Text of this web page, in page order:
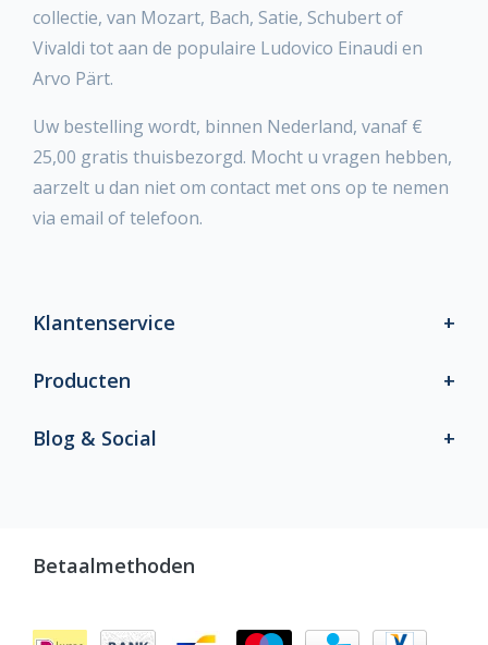
collectie, van Mozart, Bach, Satie, Schubert of
Vivaldi tot aan de populaire Ludovico Einaudi en
Arvo Pärt.
Uw bestelling wordt, binnen Nederland, vanaf €
25,00 gratis thuisbezorgd. Mocht u vragen hebben,
aarzelt u dan niet om contact met ons op te nemen
via email of telefoon.
Klantenservice
Producten
Blog & Social
Betaalmethoden